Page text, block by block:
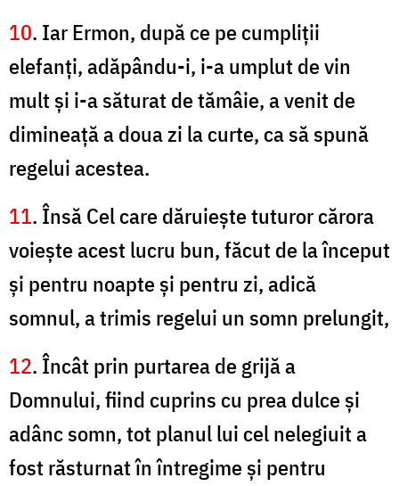
10. Iar Ermon, după ce pe cumpliţii
elefanţi, adăpându-i, i-a umplut de vin
mult şi i-a săturat de tămâie, a venit de
dimineaţă a doua zi la curte, ca să spună
regelui acestea.
11. Însă Cel care dăruieşte tuturor cărora
voieşte acest lucru bun, făcut de la început
şi pentru noapte şi pentru zi, adică
somnul, a trimis regelui un somn prelungit,
12. Încât prin purtarea de grijă a
Domnului, fiind cuprins cu prea dulce şi
adânc somn, tot planul lui cel nelegiuit a
fost răsturnat în întregime şi pentru